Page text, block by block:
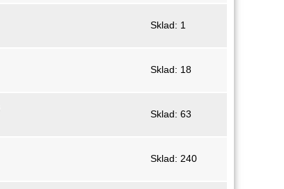
Sklad: 1
Sklad: 18
Sklad: 63
Sklad: 240